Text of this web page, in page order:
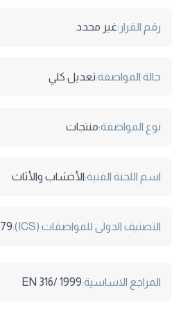
رقم القرار:غير محدد
حالة المواصفة:تعديل كلي
نوع المواصفة:منتجات
اسم اللجنة الفنية:الأخشاب والأثاث
التصنيف الدولى للمواصفات (ICS): 79
المراجع الاساسية:EN 316/ 1999